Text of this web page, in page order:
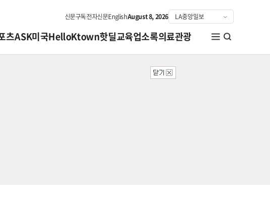
신문구독전자신문EnglishAugust 8, 2026
츠ASK미국HelloKtown핫딜교육업소록의료관광